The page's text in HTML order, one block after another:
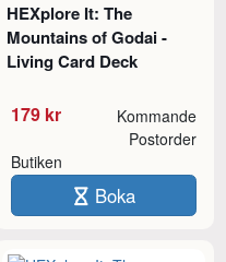
HEXplore It: The
Mountains of Godai -
Living Card Deck
179 kr Kommande
Butiken
Postorder
Boka